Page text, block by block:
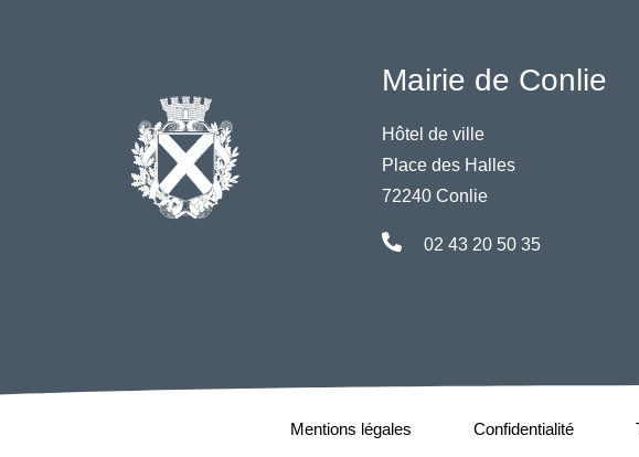
Mairie de Conlie
Hôtel de ville
Place des Halles
72240 Conlie
02 43 20 50 35
Mentions légales Confidentialité